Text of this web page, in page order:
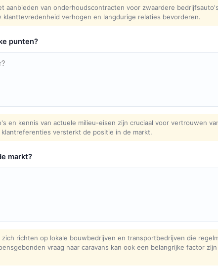
aanbieden van onderhoudscontracten voor zwaardere
verhogen en langdurige relaties bevorderen.
punten?
en kennis van actuele milieu-eisen zijn cruciaal voor vertrouwen
versterkt de positie in de markt.
markt?
richten op lokale bouwbedrijven en transportbedrijven die
vraag naar caravans kan ook een belangrijke factor